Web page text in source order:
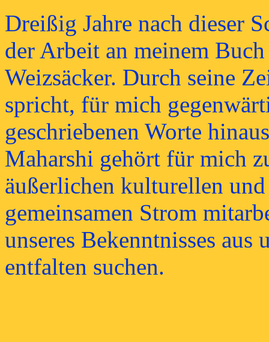
Dreißig Jahre nach dieser
der Arbeit an meinem
Weizsäcker. Durch seine
spricht, für mich
geschriebenen Worte
Maharshi gehört für mich
äußerlichen kulturellen
gemeinsamen Strom
unseres Bekenntnisses aus
entfalten suchen.